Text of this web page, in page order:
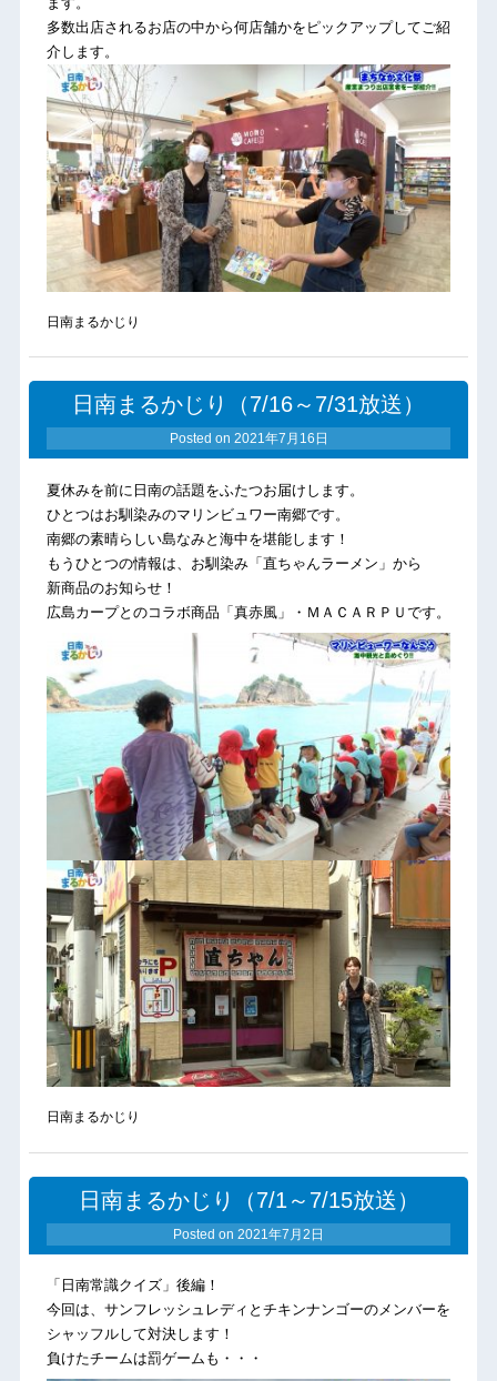
多数出店されるお店の中から何店舗かをピックアップしてご紹
介します。
日南まるかじり
日南まるかじり（7/16～7/31放送）
Posted on 2021年7月16日
夏休みを前に日南の話題をふたつお届けします。
ひとつはお馴染みのマリンビュワー南郷です。
南郷の素晴らしい島なみと海中を堪能します！
もうひとつの情報は、お馴染み「直ちゃんラーメン」から
新商品のお知らせ！
広島カープとのコラボ商品「真赤風」・ＭＡＣＡＲＰＵです。
日南まるかじり
日南まるかじり（7/1～7/15放送）
Posted on 2021年7月2日
「日南常識クイズ」後編！
今回は、サンフレッシュレディとチキンナンゴーのメンバーを
シャッフルして対決します！
負けたチームは罰ゲームも・・・